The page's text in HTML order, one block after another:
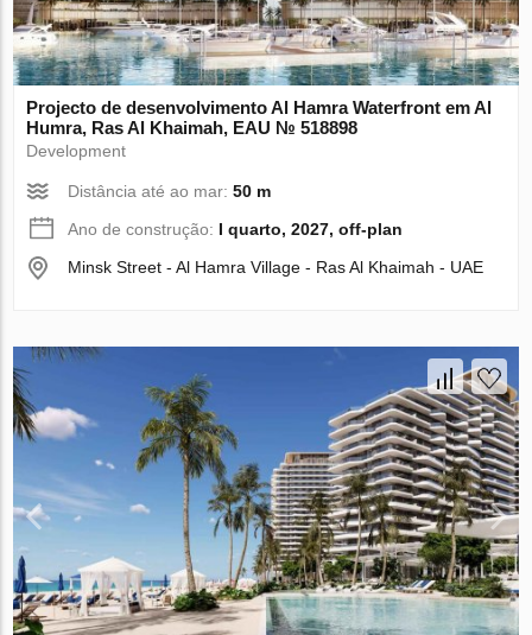
Projecto de desenvolvimento Al Hamra Waterfront em Al
Humra, Ras Al Khaimah, EAU № 518898
Development
Distância até ao mar:50 m
Ano de construção: I quarto, 2027, off-plan
Minsk Street - Al Hamra Village - Ras Al Khaimah - UAE